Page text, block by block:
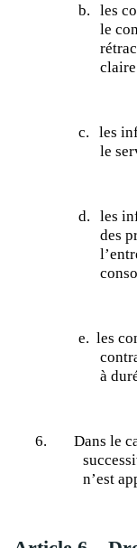
b.
les
le
c.
les
le
d.
les
des
e. les
à
6.
Dans le
n’est